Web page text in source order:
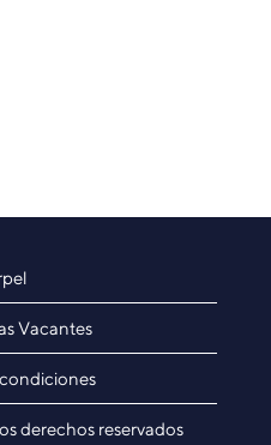
Vacantes
derechos reservados